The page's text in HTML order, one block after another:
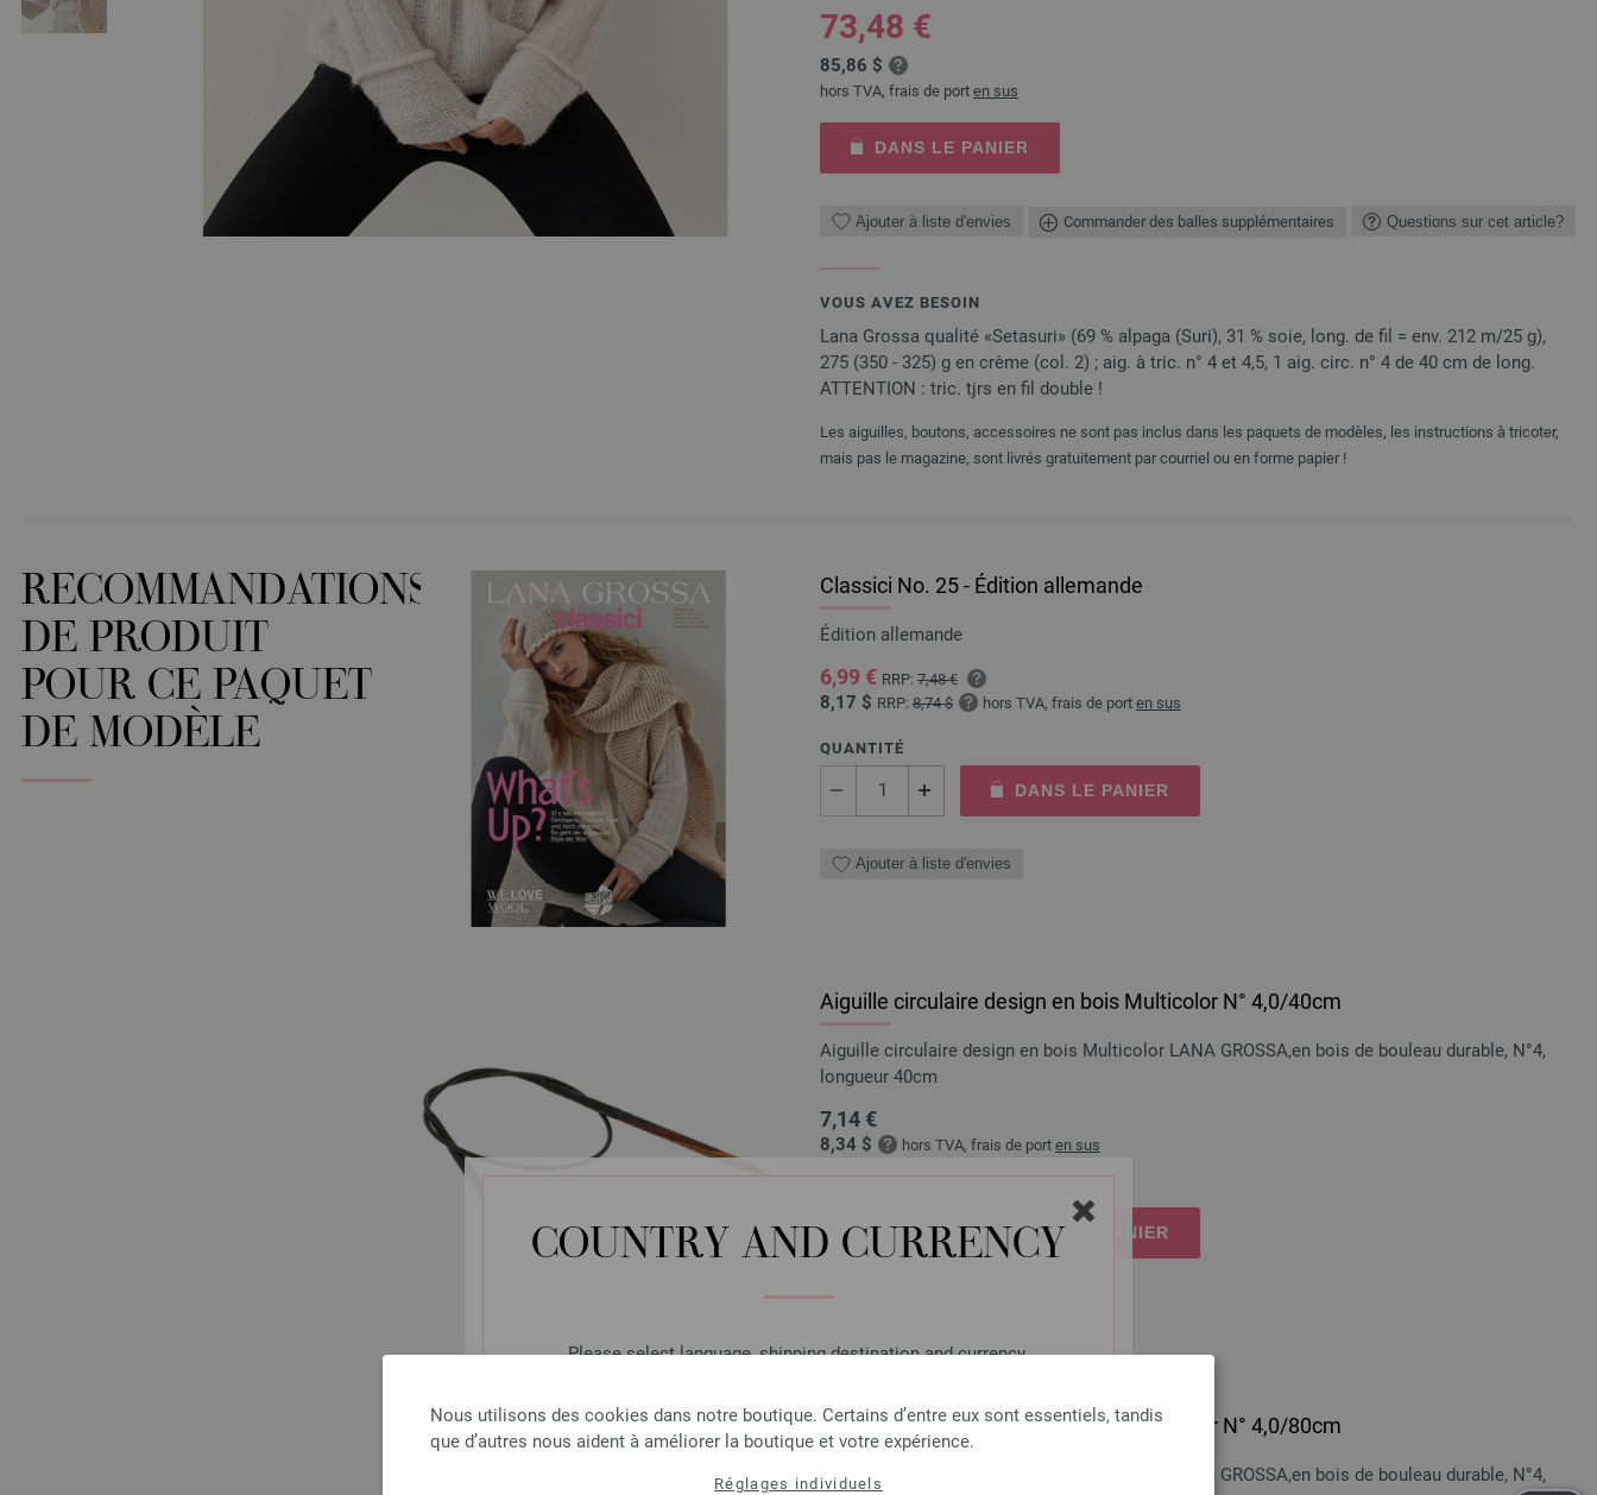
COUNTRY AND CURRENCY
Please select language, shipping destination and currency.
Nous utilisons des cookies dans notre boutique. Certains d’entre eux sont essentiels, tandis
que d’autres nous aident à améliorer la boutique et votre expérience.
Réglages individuels
73,48 €
85,86 $
hors TVA, frais de port en sus
DANS LE PANIER
Ajouter à liste d'envies Commander des balles supplémentaires Questions sur cet article?
VOUS AVEZ BESOIN
Lana Grossa qualité «Setasuri» (69 % alpaga (Suri), 31 % soie, long. de fil = env. 212 m/25 g),
275 (350 - 325) g en crème (col. 2) ; aig. à tric. n° 4 et 4,5, 1 aig. circ. n° 4 de 40 cm de long.
ATTENTION : tric. tjrs en fil double !
Les aiguilles, boutons, accessoires ne sont pas inclus dans les paquets de modèles, les instructions à tricoter,
mais pas le magazine, sont livrés gratuitement par courriel ou en forme papier !
RECOMMANDATIONS
DE PRODUIT
POUR CE PAQUET
DE MODÈLE
Classici No. 25 - Édition allemande
Édition allemande
6,99 € RRP: 7,48 €
8,17 $ RRP: 8,74 $ hors TVA, frais de port en sus
QUANTITÉ
DANS LE PANIER
Ajouter à liste d'envies
Aiguille circulaire design en bois Multicolor N° 4,0/40cm
Aiguille circulaire design en bois Multicolor LANA GROSSA,en bois de bouleau durable, N°4,
longueur 40cm
7,14 €
8,34 $ hors TVA, frais de port en sus
DANS LE PANIER
Aiguille circulaire design en bois Multicolor N° 4,0/80cm
Aiguille circulaire design en bois Multicolor LANA GROSSA,en bois de bouleau durable, N°4,